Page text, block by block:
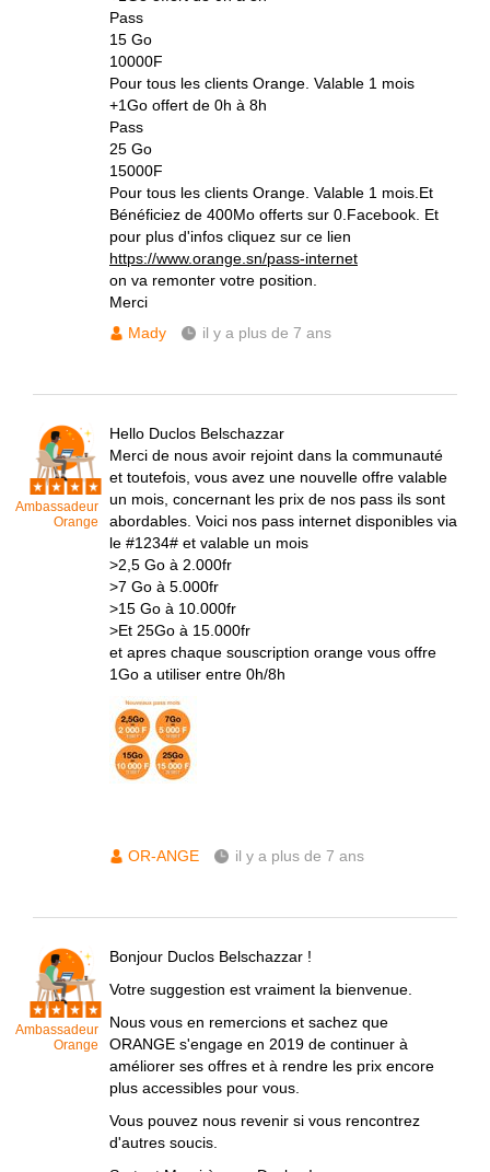
Pass
15 Go
10000F
Pour tous les clients Orange. Valable 1 mois
+1Go offert de 0h à 8h
Pass
25 Go
15000F
Pour tous les clients Orange. Valable 1 mois.Et
Bénéficiez de 400Mo offerts sur 0.Facebook. Et
pour plus d'infos cliquez sur ce lien
https://www.orange.sn/pass-internet
on va remonter votre position.
Merci
Mady
il y a plus de 7 ans
Ambassadeur
Orange
Hello Duclos Belschazzar
Merci de nous avoir rejoint dans la communauté
et toutefois, vous avez une nouvelle offre valable
un mois, concernant les prix de nos pass ils sont
abordables. Voici nos pass internet disponibles via
le #1234# et valable un mois
>2,5 Go à 2.000fr
>7 Go à 5.000fr
>15 Go à 10.000fr
>Et 25Go à 15.000fr
et apres chaque souscription orange vous offre
1Go a utiliser entre 0h/8h
OR-ANGE il y a plus de 7 ans
Ambassadeur
Orange
Bonjour Duclos Belschazzar !
Votre suggestion est vraiment la bienvenue.
Nous vous en remercions et sachez que
ORANGE s'engage en 2019 de continuer à
améliorer ses offres et à rendre les prix encore
plus accessibles pour vous.
Vous pouvez nous revenir si vous rencontrez
d'autres soucis.